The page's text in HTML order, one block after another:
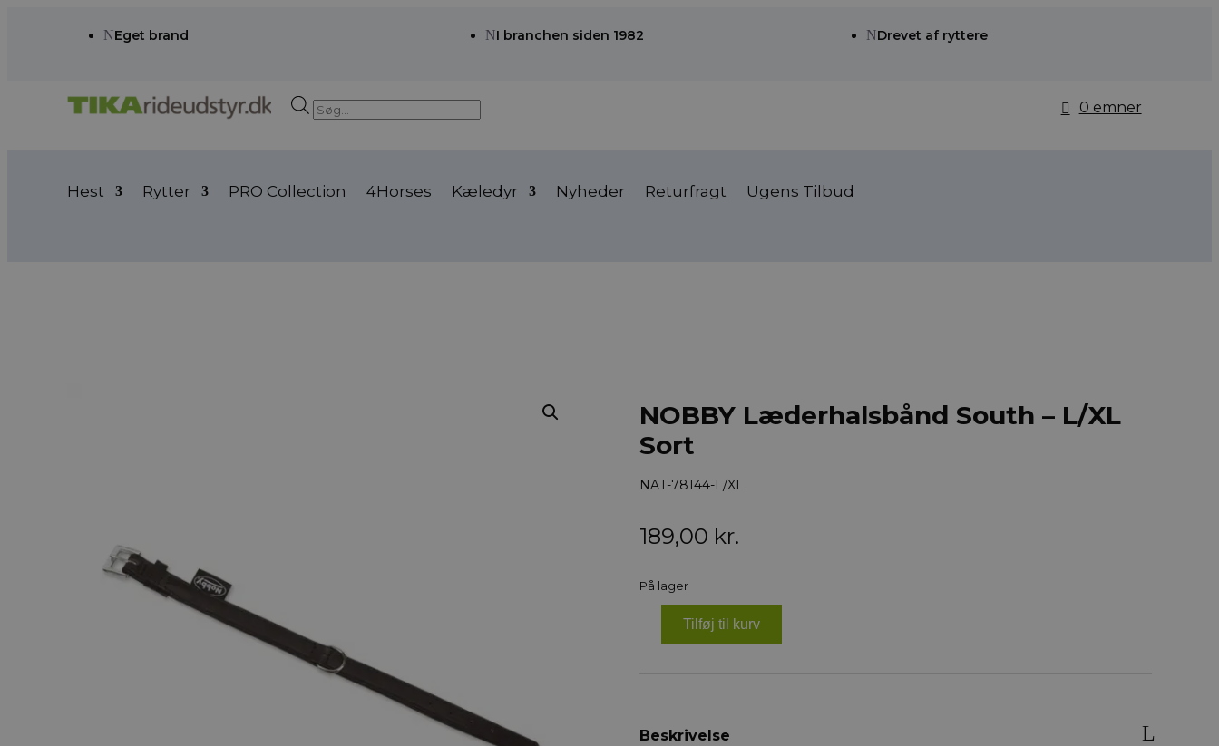
NEget brand NI branchen siden 1982 NDrevet af ryttere
Products
search
0 emner
Hest Rytter PRO Collection 4Horses Kæledyr Nyheder Returfragt Ugens Tilbud
NOBBY Læderhalsbånd South – L/XL
Sort
NAT-78144-L/XL
189,00 kr.
På lager
NOBBY
Læderhalsbånd
antal
Tilføj til kurv
Beskrivelse